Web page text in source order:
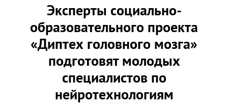
Эксперты социально-
образовательного проекта
«Диптех головного мозга»
подготовят молодых
специалистов по
нейротехнологиям